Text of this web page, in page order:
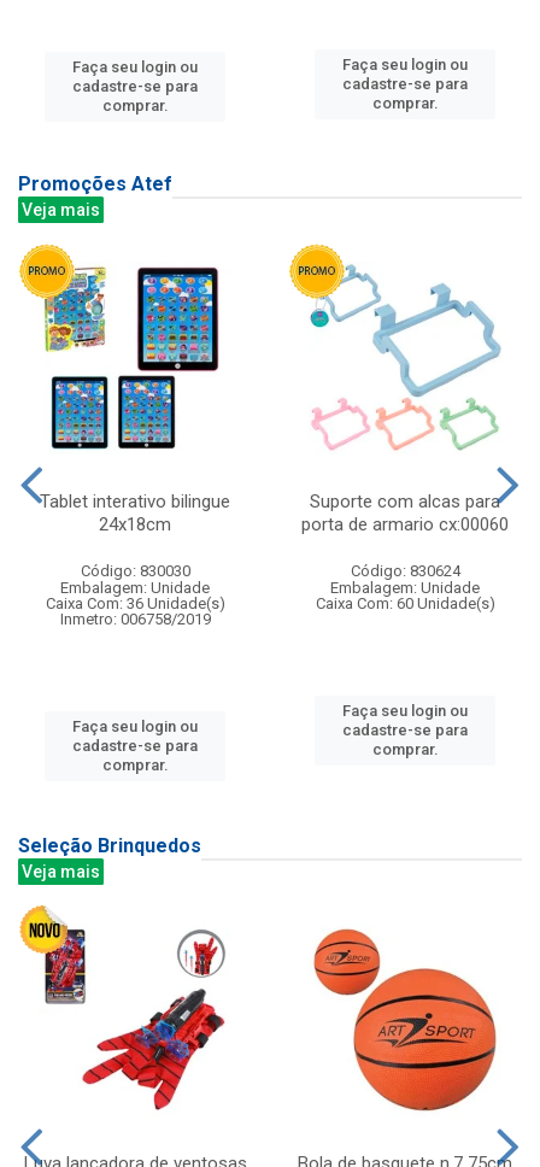
Faça seu login ou
cadastre-se para
comprar.
Faça seu login ou
cadastre-se para
comprar.
Promoções Atef
Veja mais
Tablet interativo bilingue
24x18cm
Código: 830030
Embalagem: Unidade
Caixa Com: 36 Unidade(s)
Inmetro: 006758/2019
Faça seu login ou
cadastre-se para
comprar.
Suporte com alcas para
porta de armario cx:00060
Código: 830624
Embalagem: Unidade
Caixa Com: 60 Unidade(s)
Faça seu login ou
cadastre-se para
comprar.
Seleção Brinquedos
Veja mais